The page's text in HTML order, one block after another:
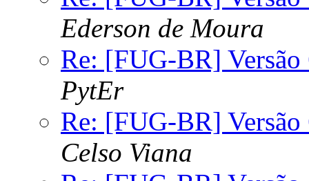
Ederson de Moura
Re: [FUG-BR]
PytEr
Re: [FUG-BR]
Celso Viana